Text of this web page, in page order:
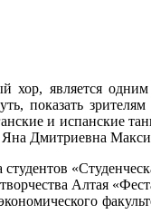
хор, является
показать
и испанские
Дмитриевна
Алтая